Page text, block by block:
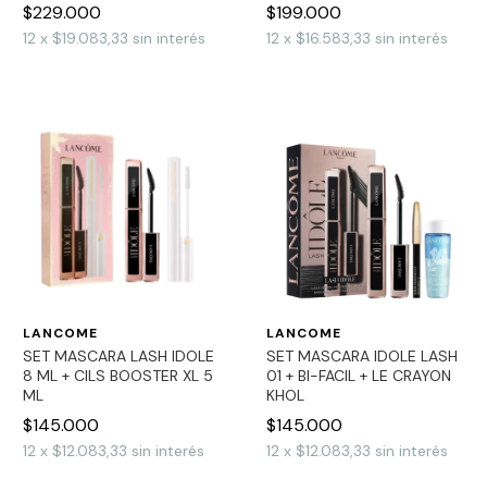
$229.000
12 x $19.083,33 sin interés
$199.000
12 x $16.583,33 sin interés
LANCOME
SET MASCARA LASH IDOLE
8 ML + CILS BOOSTER XL 5
ML
$145.000
12 x $12.083,33 sin interés
LANCOME
SET MASCARA IDOLE LASH
01 + BI-FACIL + LE CRAYON
KHOL
$145.000
12 x $12.083,33 sin interés